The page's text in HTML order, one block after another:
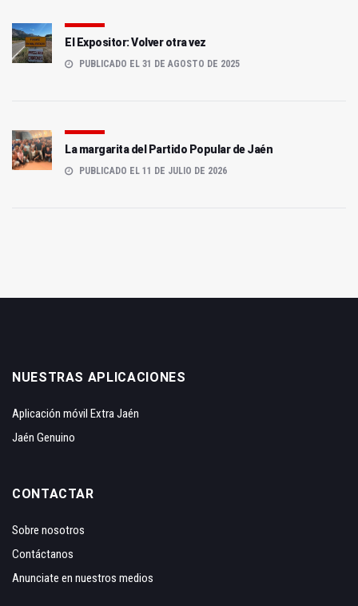
El Expositor: Volver otra vez
PUBLICADO EL 31 DE AGOSTO DE 2025
La margarita del Partido Popular de Jaén
PUBLICADO EL 11 DE JULIO DE 2026
NUESTRAS APLICACIONES
Aplicación móvil Extra Jaén
Jaén Genuino
CONTACTAR
Sobre nosotros
Contáctanos
Anunciate en nuestros medios